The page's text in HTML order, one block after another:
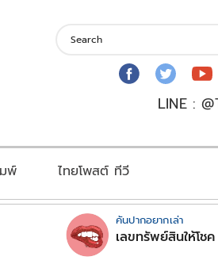
LINE :
พ์ ไทยโพสต์ ทีวี
คันปากอยากเล่า
เลขทรัพย์สินให้โชค